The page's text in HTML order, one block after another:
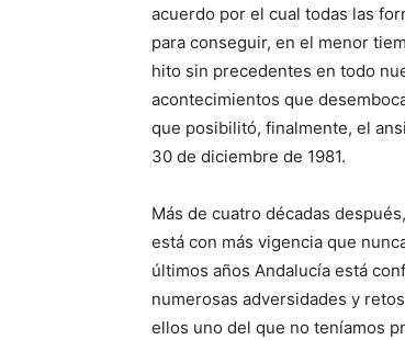
acuerdo por el cual todas las
para conseguir, en el menor
hito sin precedentes en todo
acontecimientos que
que posibilitó, finalmente, el
30 de diciembre de 1981.
Más de cuatro décadas
está con más vigencia que
últimos años Andalucía está
numerosas adversidades y
ellos uno del que no teníamos